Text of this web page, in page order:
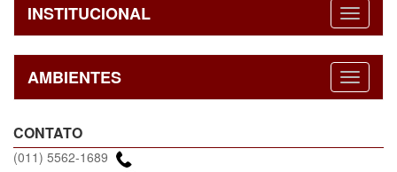
INSTITUCIONAL
AMBIENTES
CONTATO
(011) 5562-1689